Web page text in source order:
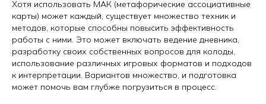
Хотя использовать МАК (метафорические ассоциативные
карты) может каждый, существует множество техник и
методов, которые способны повысить эффективность
работы с ними. Это может включать ведение дневника,
разработку своих собственных вопросов для колоды,
использование различных игровых форматов и подходов
к интерпретации. Вариантов множество, и подготовка
может помочь вам глубже погрузиться в процесс.